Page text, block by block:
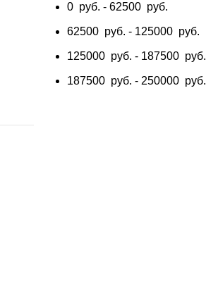
0 руб. -62500 руб.
62500 руб. - 125000 руб.
125000 руб. - 187500 руб.
187500 руб. - 250000 руб.